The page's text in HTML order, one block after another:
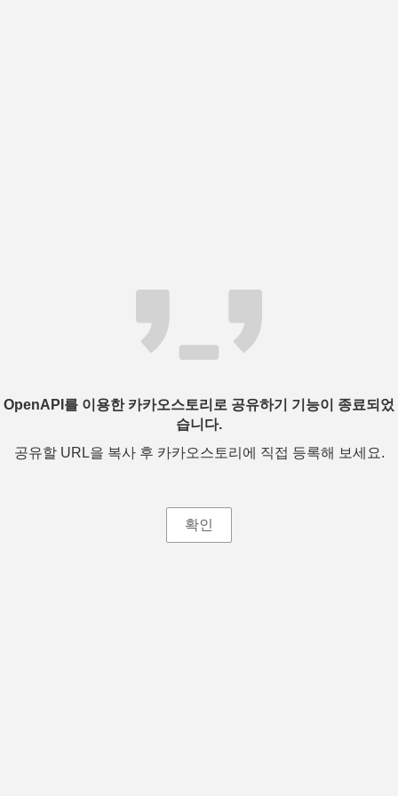
OpenAPI를 이용한 카카오스토리로 공유하기 기능이 종료되었
습니다.
공유할 URL을 복사 후 카카오스토리에 직접 등록해 보세요.
확인